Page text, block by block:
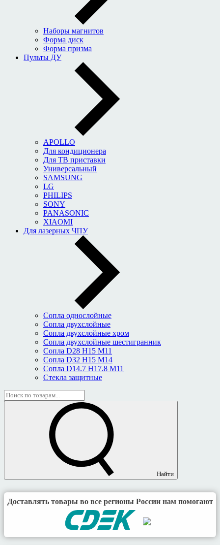
Наборы магнитов
Форма диск
Форма призма
Пульты ДУ
APOLLO
Для кондиционера
Для ТВ приставки
Универсальный
SAMSUNG
LG
PHILIPS
SONY
PANASONIC
XIAOMI
Для лазерных ЧПУ
Сопла однослойные
Сопла двухслойные
Сопла двухслойные хром
Сопла двухслойные шестигранник
Сопла D28 H15 M11
Сопла D32 H15 M14
Сопла D14.7 H17.8 M11
Стекла защитные
Найти
Доставлять товары во все регионы России нам помогают